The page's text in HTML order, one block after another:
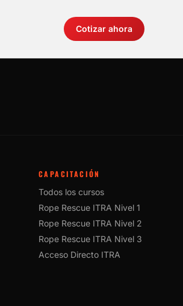
Cotizar ahora
CAPACITACIÓN
Todos los cursos
Rope Rescue ITRA Nivel 1
Rope Rescue ITRA Nivel 2
Rope Rescue ITRA Nivel 3
Acceso Directo ITRA